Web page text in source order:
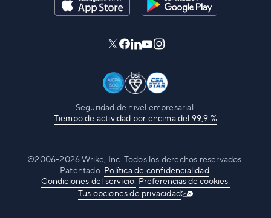
Seguridad de nivel empresarial.
Tiempo de actividad por encima del 99,9 %
©2006-2026 Wrike, Inc. Todos los derechos reservados.
Patentado. Política de confidencialidad.
Condiciones del servicio. Preferencias de cookies.
Tus opciones de privacidad